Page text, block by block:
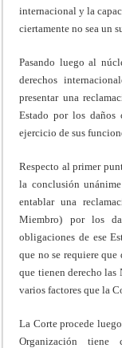
internacional y la
ciertamente no sea un
Pasando luego al
derechos
presentar una
Estado por los daños
ejercicio de sus
Respecto al primer
la conclusión
entablar una
Miembro) por los
obligaciones de ese
que no se requiere
que tienen derecho las
varios factores que la
La Corte procede
Organización tiene